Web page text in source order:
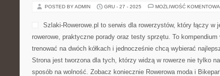
POSTED BY ADMIN GRU - 27 - 2025 MOŻLIWOŚĆ
Szlaki-Rowerowe.pl to serwis dla rowerzystów, który łączy w
rowerowe, praktyczne porady oraz testy sprzętu. To
trenować na dwóch kółkach i jednocześnie chcą wybierać
Strona jest tworzona dla tych, którzy widzą w rowerze nie tylko
sposób na wolność. Zobacz koniecznie Rowerowa moda i